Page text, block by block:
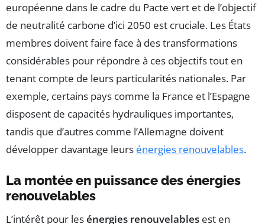
européenne dans le cadre du Pacte vert et de l’objectif
de neutralité carbone d’ici 2050 est cruciale. Les États
membres doivent faire face à des transformations
considérables pour répondre à ces objectifs tout en
tenant compte de leurs particularités nationales. Par
exemple, certains pays comme la France et l’Espagne
disposent de capacités hydrauliques importantes,
tandis que d’autres comme l’Allemagne doivent
développer davantage leurs énergies renouvelables.
La montée en puissance des énergies
renouvelables
L’intérêt pour lesénergies renouvelables est en